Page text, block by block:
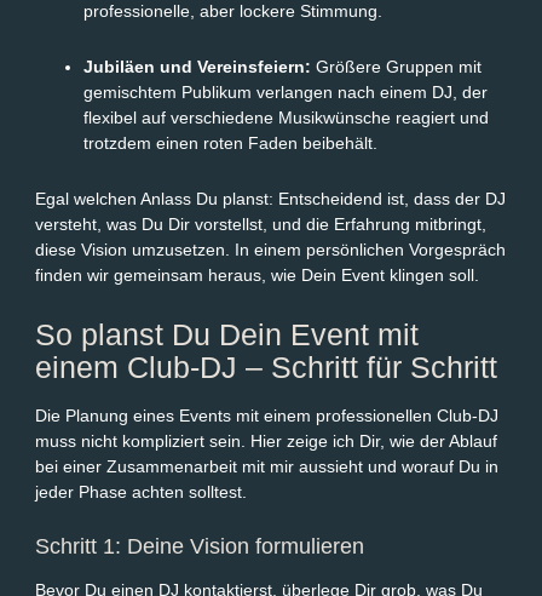
professionelle, aber lockere Stimmung.
Jubiläen und Vereinsfeiern: Größere Gruppen mit
gemischtem Publikum verlangen nach einem DJ, der
flexibel auf verschiedene Musikwünsche reagiert und
trotzdem einen roten Faden beibehält.
Egal welchen Anlass Du planst: Entscheidend ist, dass der DJ
versteht, was Du Dir vorstellst, und die Erfahrung mitbringt,
diese Vision umzusetzen. In einem persönlichen Vorgespräch
finden wir gemeinsam heraus, wie Dein Event klingen soll.
So planst Du Dein Event mit
einem Club-DJ – Schritt für Schritt
Die Planung eines Events mit einem professionellen Club-DJ
muss nicht kompliziert sein. Hier zeige ich Dir, wie der Ablauf
bei einer Zusammenarbeit mit mir aussieht und worauf Du in
jeder Phase achten solltest.
Schritt 1: Deine Vision formulieren
Bevor Du einen DJ kontaktierst, überlege Dir grob, was Du